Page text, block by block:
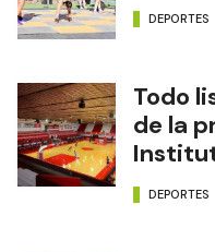
DEPORTES
Todo
de la
DEPORTES